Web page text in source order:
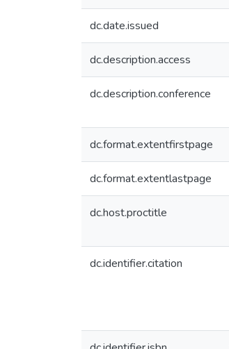
dc.date.issued
dc.description.access
dc.description.conference
dc.format.extentfirstpage
dc.format.extentlastpage
dc.host.proctitle
dc.identifier.citation